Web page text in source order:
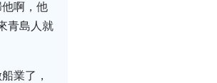
啊，他
青島人就
業了，